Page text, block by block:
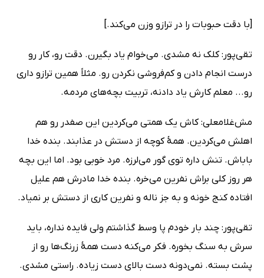
[با دقت حبوبات را در ترازو وزن می‌کند.]
تقی‌پور: کلک نه مشدی. می‌خوام یاد بگیرن. دقت رو، کار رو
درست انجام دادن و کم‌فروشی نکردن رو. مثلاً همین ترازو داری
رو... معلم کارش یاد دادنه، تربیت بچه‌های مردمه.
مش‌غلامعلی: کاش یک همتی می‌کردین این صفدر رو هم
اهلش می‌کردین. همۀ کوچه از دستش در عذابند. بنده خدا
باباش. تنش داره توی گور می‌لرزه. مرد خوبی بود. اما این بچه
هر روز کلی براش نفرین می‌خره. بنده خدا مادرش هم علیل
افتاده کنج خونه و به جز ناله و نفرین کاری از دستش بر نمیاد. ‌
تقی‌پور: چند بار خودم پا وسط گذاشتم ولی فایده نداره، باید
سرش به سنگ بخوره. فکر می‌کنه دست همۀ زرنگ‌ها رو از
پشت بسته. نمی‌دونه دست بالای دست زیاده. راستی مشدی.